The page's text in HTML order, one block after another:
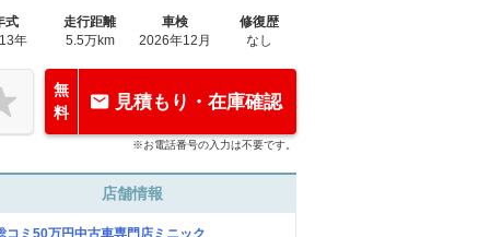
式
年
走行距離
5.5万km
車検
2026年12月
修復歴
なし
無
料
見積もり・在庫確認
※お電話番号の入力は不要です。
店舗情報
コミ50万円中古車専門店ミニック